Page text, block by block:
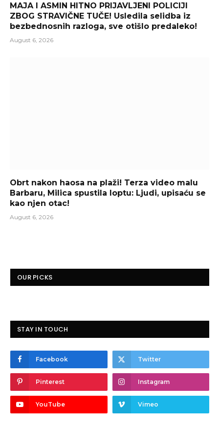
MAJA I ASMIN HITNO PRIJAVLJENI POLICIJI
ZBOG STRAVIČNE TUČE! Usledila selidba iz
bezbednosnih razloga, sve otišlo predaleko!
August 6, 2026
Obrt nakon haosa na plaži! Terza video malu
Barbaru, Milica spustila loptu: Ljudi, upisaću se
kao njen otac!
August 6, 2026
OUR PICKS
STAY IN TOUCH
Facebook Twitter
Pinterest Instagram
YouTube Vimeo